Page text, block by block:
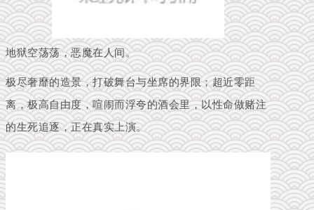
地狱空荡荡，恶魔在人间。
极尽奢靡的造景，打破舞台与坐席的界限；超近零距
离，极高自由度，喧闹而浮夸的酒会里，以性命做赌注
的生死追逐，正在真实上演。